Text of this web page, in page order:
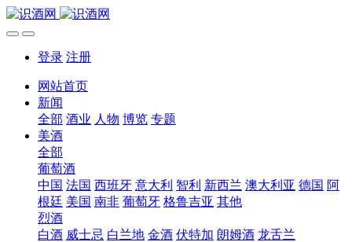
登录 注册
网站首页
新闻
全部 酒业 人物 博览 专题
美酒
全部
葡萄酒
中国 法国 西班牙 意大利 智利 新西兰 澳大利亚 德国 阿
根廷 美国 南非 葡萄牙 格鲁吉亚 其他
烈酒
白酒 威士忌 白兰地 金酒 伏特加 朗姆酒 龙舌兰